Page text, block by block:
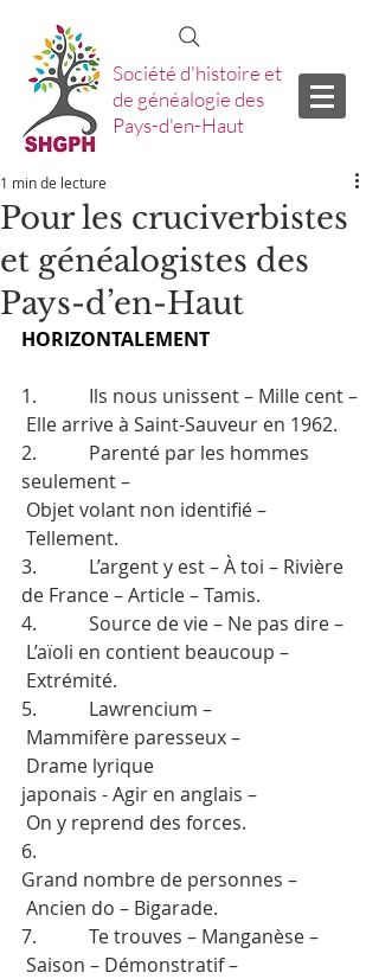
Société d'histoire et
de généalogie des
Pays-d'en-Haut
Pour les cruciverbistes
et généalogistes des
Pays-d’en-Haut
1 min de lecture
HORIZONTALEMENT
1.           Ils nous unissent – Mille cent –
Elle arrive à Saint-Sauveur en 1962.
2.           Parenté par les hommes
seulement –
Objet volant non identifié –
Tellement.
3.           L’argent y est – À toi – Rivière
de France – Article – Tamis.
4.           Source de vie – Ne pas dire –
L’aïoli en contient beaucoup –
Extrémité.
5.           Lawrencium –
Mammifère paresseux –
Drame lyrique
japonais - Agir en anglais –
On y reprend des forces.
6.
Grand nombre de personnes –
Ancien do – Bigarade.
7.           Te trouves – Manganèse –
Saison – Démonstratif –